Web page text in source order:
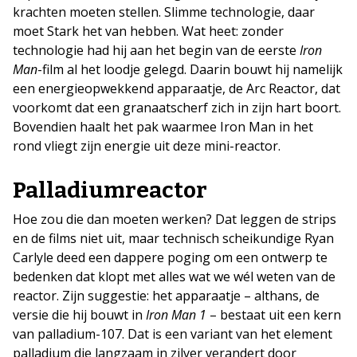
krachten moeten stellen. Slimme technologie, daar
moet Stark het van hebben. Wat heet: zonder
technologie had hij aan het begin van de eerste Iron
Man-film al het loodje gelegd. Daarin bouwt hij namelijk
een energieopwekkend apparaatje, de Arc Reactor, dat
voorkomt dat een granaatscherf zich in zijn hart boort.
Bovendien haalt het pak waarmee Iron Man in het
rond vliegt zijn energie uit deze mini-reactor.
Palladiumreactor
Hoe zou die dan moeten werken? Dat leggen de strips
en de films niet uit, maar technisch scheikundige Ryan
Carlyle deed een dappere poging om een ontwerp te
bedenken dat klopt met alles wat we wél weten van de
reactor. Zijn suggestie: het apparaatje – althans, de
versie die hij bouwt in Iron Man 1 – bestaat uit een kern
van palladium-107. Dat is een variant van het element
palladium die langzaam in zilver verandert door